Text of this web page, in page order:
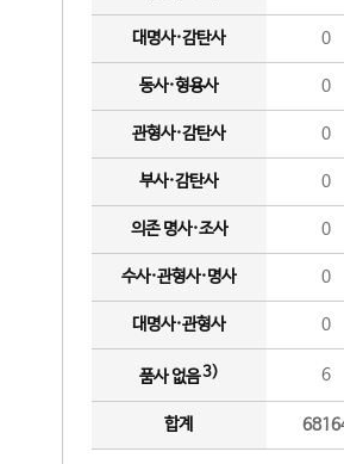
대명사·감탄사 0
동사·형용사 0
관형사·감탄사 0
부사·감탄사 0
의존 명사·조사 0
수사·관형사·명사 0
대명사·관형사 0
품사 없음3) 6
합계